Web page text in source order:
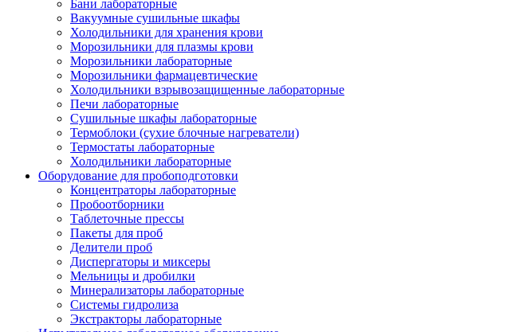
Бани лабораторные
Вакуумные сушильные шкафы
Холодильники для хранения крови
Морозильники для плазмы крови
Морозильники лабораторные
Морозильники фармацевтические
Холодильники взрывозащищенные лабораторные
Печи лабораторные
Сушильные шкафы лабораторные
Термоблоки (сухие блочные нагреватели)
Термостаты лабораторные
Холодильники лабораторные
Оборудование для пробоподготовки
Концентраторы лабораторные
Пробоотборники
Таблеточные прессы
Пакеты для проб
Делители проб
Диспергаторы и миксеры
Мельницы и дробилки
Минерализаторы лабораторные
Системы гидролиза
Экстракторы лабораторные